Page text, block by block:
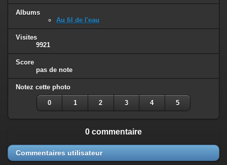
Albums
Au fil de l'eau
Visites
9921
Score
pas de note
Notez cette photo
0 1 2 3 4 5
0 commentaire
Commentaires utilisateur